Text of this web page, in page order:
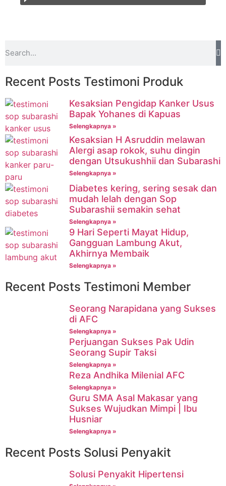
Recent Posts Testimoni Produk
Kesaksian Pengidap Kanker Usus
Bapak Yohanes di Kapuas
Selengkapnya »
Kesaksian H Asruddin melawan
Alergi asap rokok, suhu dingin
dengan Utsukushhii dan Subarashi
Selengkapnya »
Diabetes kering, sering sesak dan
mudah lelah dengan Sop
Subarashii semakin sehat
Selengkapnya »
9 Hari Seperti Mayat Hidup,
Gangguan Lambung Akut,
Akhirnya Membaik
Selengkapnya »
Recent Posts Testimoni Member
Seorang Narapidana yang Sukses
di AFC
Selengkapnya »
Perjuangan Sukses Pak Udin
Seorang Supir Taksi
Selengkapnya »
Reza Andhika Milenial AFC
Selengkapnya »
Guru SMA Asal Makasar yang
Sukses Wujudkan Mimpi | Ibu
Husniar
Selengkapnya »
Recent Posts Solusi Penyakit
Solusi Penyakit Hipertensi